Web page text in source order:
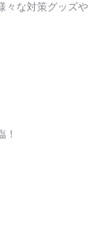
々な対策グッズや
！